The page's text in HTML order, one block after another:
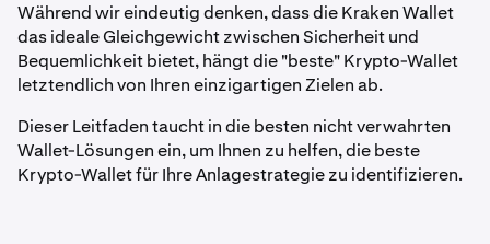
Während wir eindeutig denken, dass die Kraken Wallet
das ideale Gleichgewicht zwischen Sicherheit und
Bequemlichkeit bietet, hängt die "beste" Krypto-Wallet
letztendlich von Ihren einzigartigen Zielen ab.
Dieser Leitfaden taucht in die besten nicht verwahrten
Wallet-Lösungen ein, um Ihnen zu helfen, die beste
Krypto-Wallet für Ihre Anlagestrategie zu identifizieren.